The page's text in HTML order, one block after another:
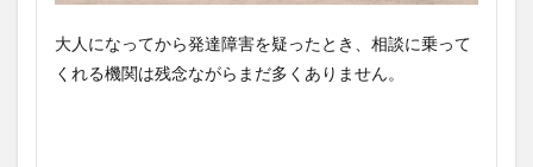
大人になってから発達障害を疑ったとき、相談に乗って
くれる機関は残念ながらまだ多くありません。